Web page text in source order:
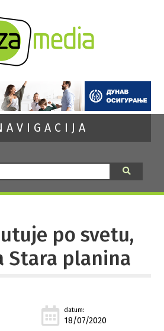
po svetu,
Stara planina
datum:
18/07/2020